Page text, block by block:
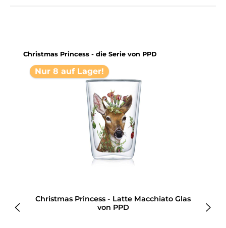
Produktgalerie überspringen
Christmas Princess - die Serie von PPD
Nur 8 auf Lager!
Christmas Princess - Latte Macchiato Glas
von PPD